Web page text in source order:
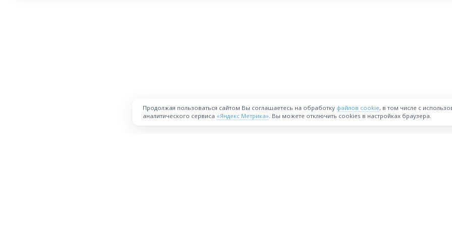
Продолжая пользоваться сайтом Вы соглашаетесь на обработку файлов cookie, в том числе с
аналитического сервиса «Яндекс Метрика». Вы можете отключить cookies в настройках браузера.